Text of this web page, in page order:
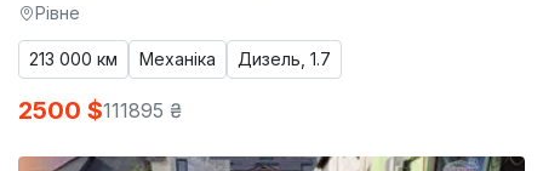
Рівне
213 000 км Механіка Дизель, 1.7
2500 $111895 ₴